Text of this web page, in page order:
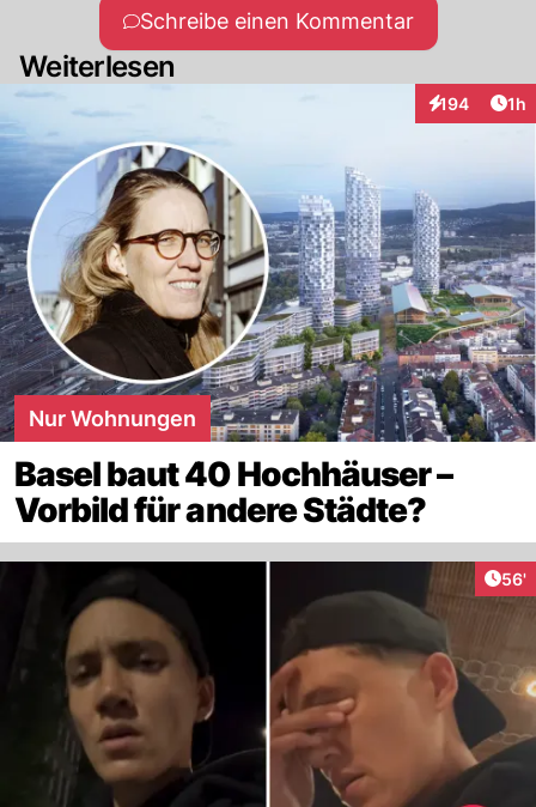
Schreibe einen Kommentar
Weiterlesen
194
Interaktionen
1h
Nur Wohnungen
Basel baut 40 Hochhäuser –
Vorbild für andere Städte?
56'